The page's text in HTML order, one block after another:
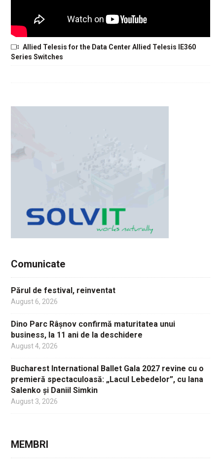
Allied Telesis for the Data Center Allied Telesis IE360
Series Switches
Comunicate
Părul de festival, reinventat
August 6, 2026
Dino Parc Râșnov confirmă maturitatea unui
business, la 11 ani de la deschidere
August 4, 2026
Bucharest International Ballet Gala 2027 revine cu o
premieră spectaculoasă: „Lacul Lebedelor”, cu Iana
Salenko și Daniil Simkin
August 3, 2026
MEMBRI